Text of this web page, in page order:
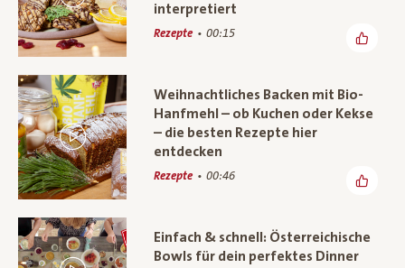
interpretiert
Rezepte 00:15
Weihnachtliches Backen mit Bio-
Hanfmehl – ob Kuchen oder Kekse
– die besten Rezepte hier
entdecken
Rezepte 00:46
Einfach & schnell: Österreichische
Bowls für dein perfektes Dinner